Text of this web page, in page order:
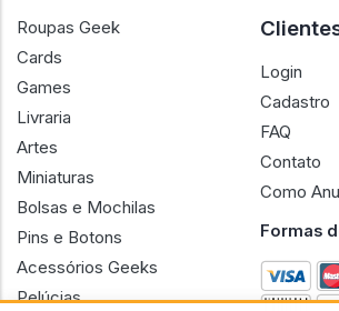
Roupas Geek
Cards
Games
Livraria
Artes
Miniaturas
Bolsas e Mochilas
Pins e Botons
Acessórios Geeks
Pelúcias
Login
Cadastro
FAQ
Contato
Como
Formas